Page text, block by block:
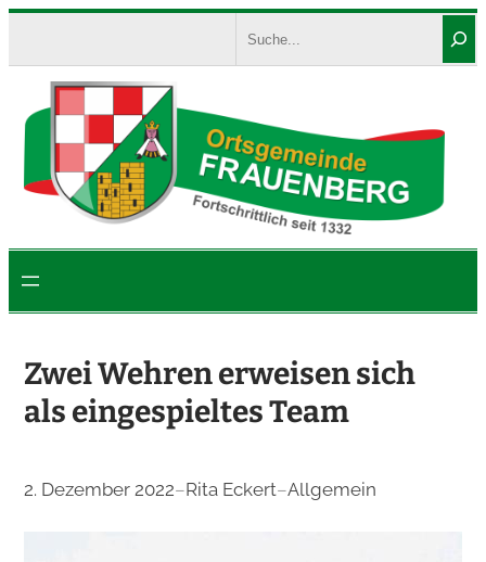
springen
Zwei Wehren erweisen sich
als eingespieltes Team
2. Dezember 2022–Rita Eckert–Allgemein